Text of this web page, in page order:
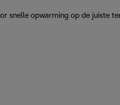
snelle opwarming op de juiste